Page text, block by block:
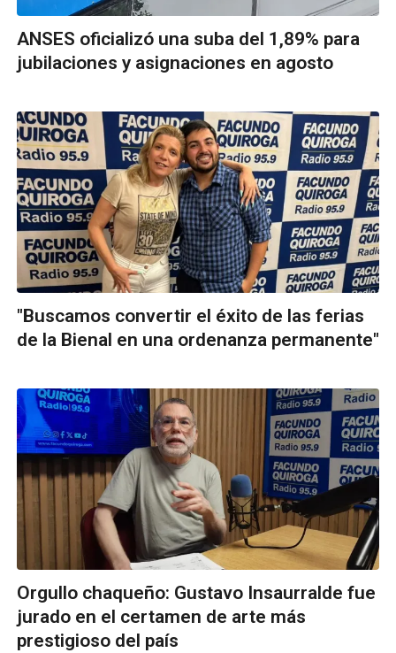
ANSES oficializó una suba del 1,89% para
jubilaciones y asignaciones en agosto
"Buscamos convertir el éxito de las ferias
de la Bienal en una ordenanza permanente"
Orgullo chaqueño: Gustavo Insaurralde fue
jurado en el certamen de arte más
prestigioso del país